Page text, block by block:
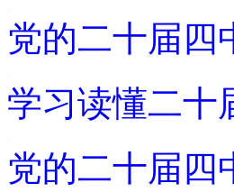
党的二十届四
学习读懂二十
党的二十届四